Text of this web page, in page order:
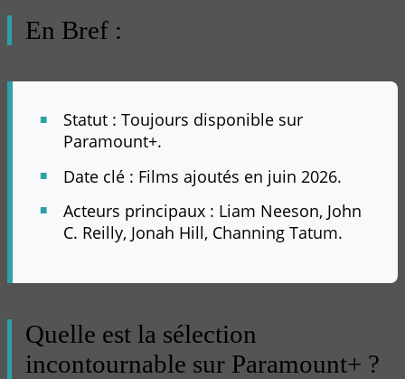
En Bref :
Statut : Toujours disponible sur
Paramount+.
Date clé : Films ajoutés en juin 2026.
Acteurs principaux : Liam Neeson, John
C. Reilly, Jonah Hill, Channing Tatum.
Quelle est la sélection
incontournable sur Paramount+ ?